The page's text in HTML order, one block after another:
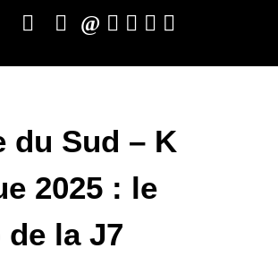
du Sud – K
2025 : le
de la J7